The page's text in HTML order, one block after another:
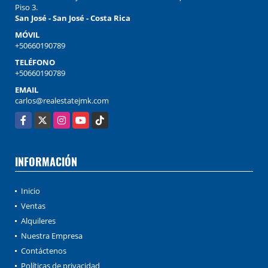
Piso 3.
San José - San José - Costa Rica
MÓVIL
+50660190789
TELÉFONO
+50660190789
EMAIL
carlos@realestatejmk.com
Facebook
X InstagramYouTubeTikTok
INFORMACIÓN
Inicio
Ventas
Alquileres
Nuestra Empresa
Contáctenos
Políticas de privacidad